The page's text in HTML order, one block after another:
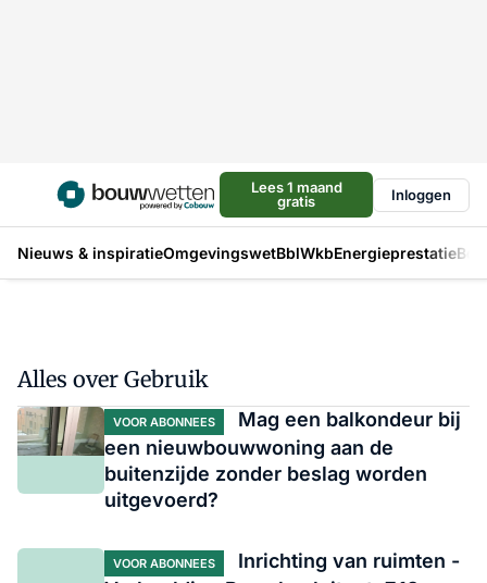
Lees 1 maand
gratis
Inloggen
Nieuws & inspiratieOmgevingswetBblWkbEnergieprestatie
Alles over Gebruik
VOOR ABONNEES
Mag een balkondeur bij
een nieuwbouwwoning aan de
buitenzijde zonder beslag worden
uitgevoerd?
VOOR ABONNEES
Inrichting van ruimten -